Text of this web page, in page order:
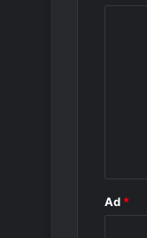
Ad *